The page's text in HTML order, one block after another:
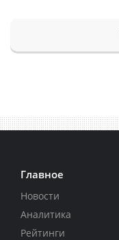
Главное
Новости
Аналитика
Рейтинги